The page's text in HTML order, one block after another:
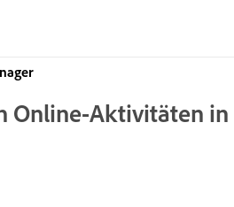
Online-Aktivitäten